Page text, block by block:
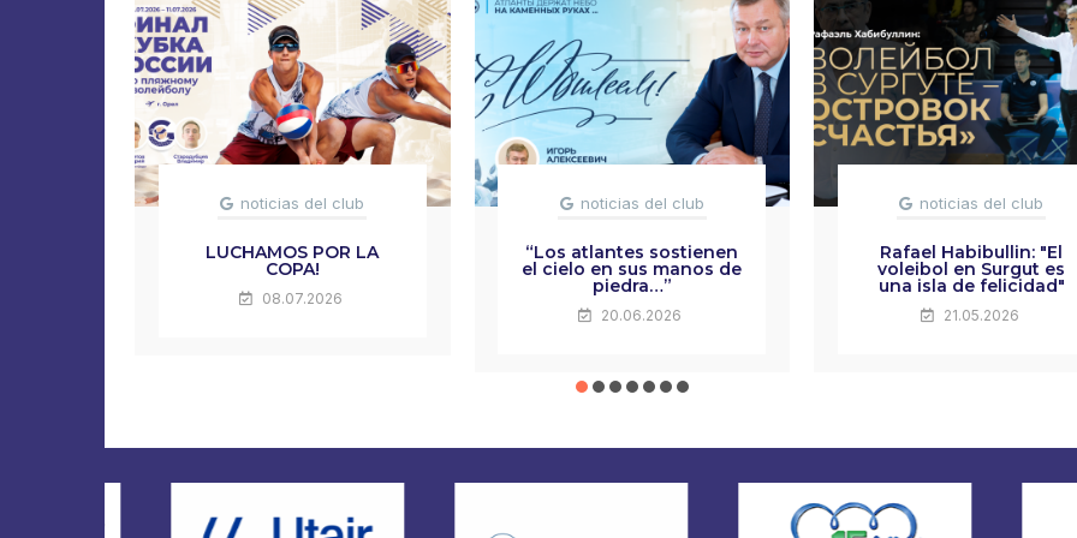
noticias del club
LUCHAMOS POR LA
COPA!
08.07.2026
noticias del club
“Los atlantes sostienen
el cielo en sus manos de
piedra…”
20.06.2026
noticias del club
Rafael Habibullin: "El
voleibol en Surgut es
una isla de felicidad"
21.05.2026